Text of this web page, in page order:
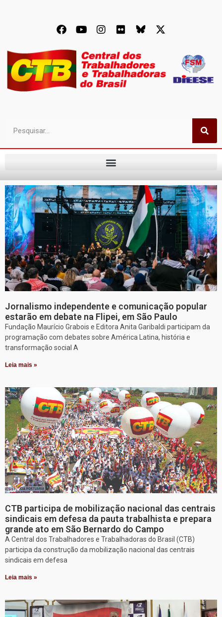
Jornalismo independente e comunicação popular
estarão em debate na Flipei, em São Paulo
Fundação Maurício Grabois e Editora Anita Garibaldi participam da
programação com debates sobre América Latina, história e
transformação social A
Leia mais »
CTB participa de mobilização nacional das centrais
sindicais em defesa da pauta trabalhista e prepara
grande ato em São Bernardo do Campo
A Central dos Trabalhadores e Trabalhadoras do Brasil (CTB)
participa da construção da mobilização nacional das centrais
sindicais em defesa
Leia mais »